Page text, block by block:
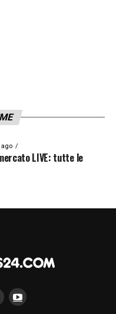
ago
LIVE: tutte le